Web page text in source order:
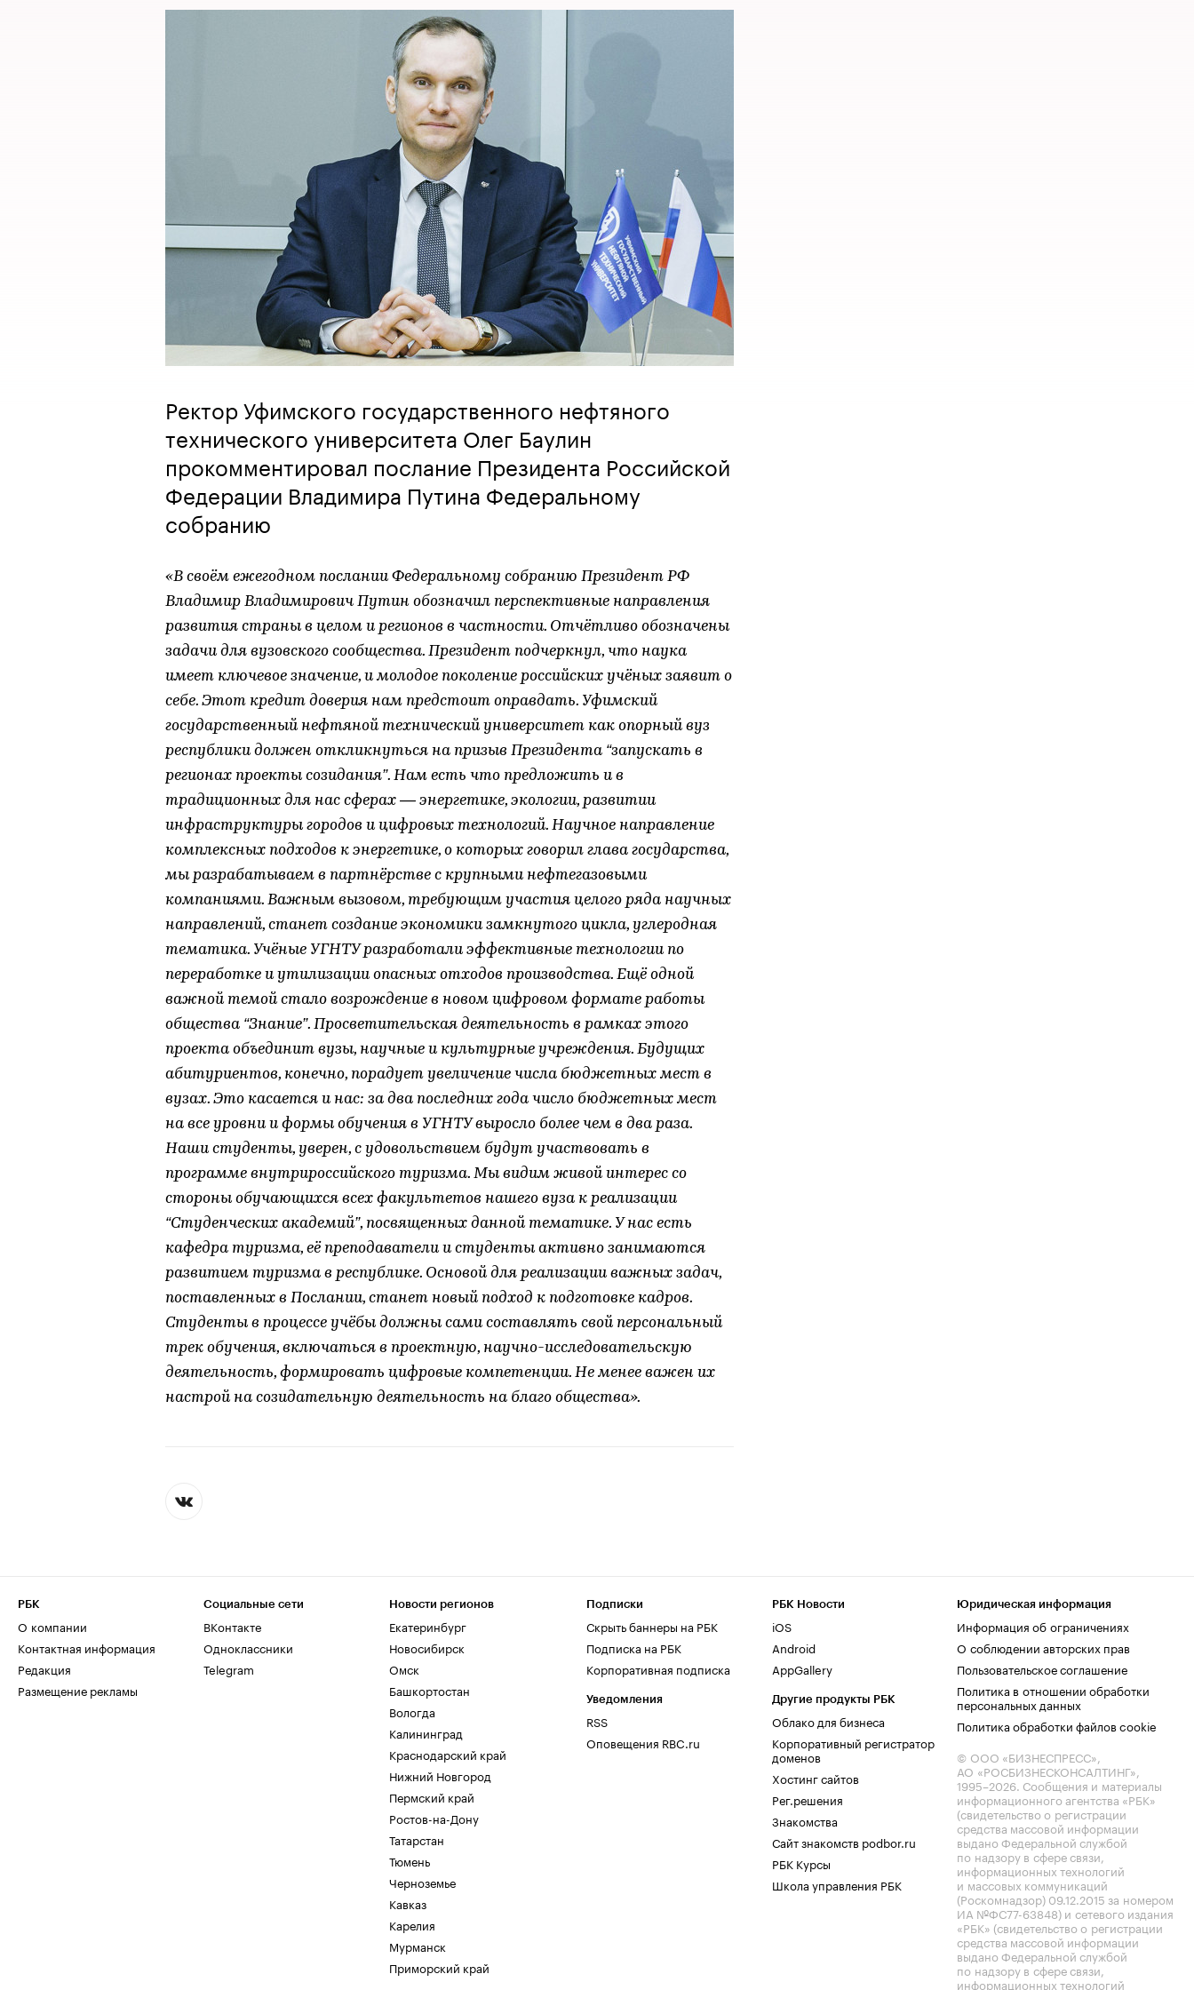
Ректор Уфимского государственного нефтяного
технического университета Олег Баулин
прокомментировал послание Президента Российской
Федерации Владимира Путина Федеральному
собранию
«В своём ежегодном послании Федеральному собранию Президент РФ
Владимир Владимирович Путин обозначил перспективные направления
развития страны в целом и регионов в частности. Отчётливо обозначены
задачи для вузовского сообщества. Президент подчеркнул, что наука
имеет ключевое значение, и молодое поколение российских учёных заявит о
себе. Этот кредит доверия нам предстоит оправдать. Уфимский
государственный нефтяной технический университет как опорный вуз
республики должен откликнуться на призыв Президента “запускать в
регионах проекты созидания”. Нам есть что предложить и в
традиционных для нас сферах — энергетике, экологии, развитии
инфраструктуры городов и цифровых технологий. Научное направление
комплексных подходов к энергетике, о которых говорил глава государства,
мы разрабатываем в партнёрстве с крупными нефтегазовыми
компаниями. Важным вызовом, требующим участия целого ряда научных
направлений, станет создание экономики замкнутого цикла, углеродная
тематика. Учёные УГНТУ разработали эффективные технологии по
переработке и утилизации опасных отходов производства. Ещё одной
важной темой стало возрождение в новом цифровом формате работы
общества “Знание”. Просветительская деятельность в рамках этого
проекта объединит вузы, научные и культурные учреждения. Будущих
абитуриентов, конечно, порадует увеличение числа бюджетных мест в
вузах. Это касается и нас: за два последних года число бюджетных мест
на все уровни и формы обучения в УГНТУ выросло более чем в два раза.
Наши студенты, уверен, с удовольствием будут участвовать в
программе внутрироссийского туризма. Мы видим живой интерес со
стороны обучающихся всех факультетов нашего вуза к реализации
“Студенческих академий”, посвященных данной тематике. У нас есть
кафедра туризма, её преподаватели и студенты активно занимаются
развитием туризма в республике. Основой для реализации важных задач,
поставленных в Послании, станет новый подход к подготовке кадров.
Студенты в процессе учёбы должны сами составлять свой персональный
трек обучения, включаться в проектную, научно-исследовательскую
деятельность, формировать цифровые компетенции. Не менее важен их
настрой на созидательную деятельность на благо общества».
РБК
О компании
Контактная информация
Редакция
Размещение рекламы
Социальные сети
ВКонтакте
Одноклассники
Telegram
Новости регионов
Екатеринбург
Новосибирск
Омск
Башкортостан
Вологда
Калининград
Краснодарский край
Нижний Новгород
Пермский край
Ростов-на-Дону
Татарстан
Тюмень
Черноземье
Кавказ
Карелия
Мурманск
Приморский край
Подписки
Скрыть баннеры на РБК
Подписка на РБК
Корпоративная подписка
Уведомления
RSS
Оповещения RBC.ru
РБК Новости
iOS
Android
AppGallery
Другие продукты РБК
Облако для бизнеса
Корпоративный регистратор
доменов
Хостинг сайтов
Рег.решения
Знакомства
Сайт знакомств podbor.ru
РБК Курсы
Школа управления РБК
Юридическая информация
Информация об ограничениях
О соблюдении авторских прав
Пользовательское соглашение
Политика в отношении обработки
персональных данных
Политика обработки файлов cookie
© ООО «БИЗНЕСПРЕСС»,
АО «РОСБИЗНЕСКОНСАЛТИНГ»,
1995–2026. Сообщения и материалы
информационного агентства «РБК»
(свидетельство о регистрации
средства массовой информации
выдано Федеральной службой
по надзору в сфере связи,
информационных технологий
и массовых коммуникаций
(Роскомнадзор) 09.12.2015 за номером
ИА №ФС77-63848) и сетевого издания
«РБК» (свидетельство о регистрации
средства массовой информации
выдано Федеральной службой
по надзору в сфере связи,
информационных технологий